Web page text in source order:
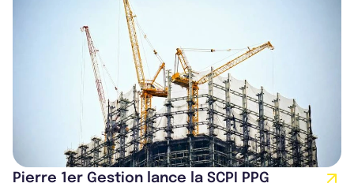
Pierre 1er Gestion lance la SCPI PPG